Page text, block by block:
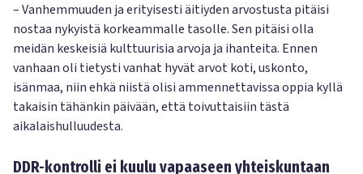
– Vanhemmuuden ja erityisesti äitiyden arvostusta pitäisi
nostaa nykyistä korkeammalle tasolle. Sen pitäisi olla
meidän keskeisiä kulttuurisia arvoja ja ihanteita. Ennen
vanhaan oli tietysti vanhat hyvät arvot koti, uskonto,
isänmaa, niin ehkä niistä olisi ammennettavissa oppia kyllä
takaisin tähänkin päivään, että toivuttaisiin tästä
aikalaishulluudesta.
DDR-kontrolli ei kuulu vapaaseen yhteiskuntaan